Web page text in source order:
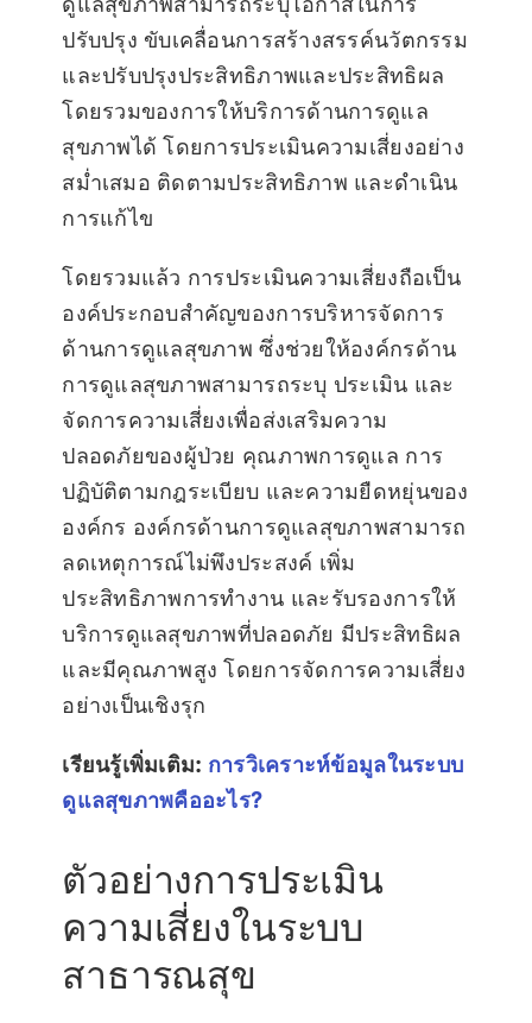
ปรับปรุง ขับเคลื่อนการสร้างสรรค์นวัตกรรม
และปรับปรุงประสิทธิภาพและประสิทธิผล
โดยรวมของการให้บริการด้านการดูแล
สุขภาพได้ โดยการประเมินความเสี่ยงอย่าง
สม่ำเสมอ ติดตามประสิทธิภาพ และดำเนิน
การแก้ไข
โดยรวมแล้ว การประเมินความเสี่ยงถือเป็น
องค์ประกอบสำคัญของการบริหารจัดการ
ด้านการดูแลสุขภาพ ซึ่งช่วยให้องค์กรด้าน
การดูแลสุขภาพสามารถระบุ ประเมิน และ
จัดการความเสี่ยงเพื่อส่งเสริมความ
ปลอดภัยของผู้ป่วย คุณภาพการดูแล การ
ปฏิบัติตามกฎระเบียบ และความยืดหยุ่นของ
องค์กร องค์กรด้านการดูแลสุขภาพสามารถ
ลดเหตุการณ์ไม่พึงประสงค์ เพิ่ม
ประสิทธิภาพการทำงาน และรับรองการให้
บริการดูแลสุขภาพที่ปลอดภัย มีประสิทธิผล
และมีคุณภาพสูง โดยการจัดการความเสี่ยง
อย่างเป็นเชิงรุก
เรียนรู้เพิ่มเติม: การวิเคราะห์ข้อมูลในระบบ
ดูแลสุขภาพคืออะไร?
ตัวอย่างการประเมิน
ความเสี่ยงในระบบ
สาธารณสุข